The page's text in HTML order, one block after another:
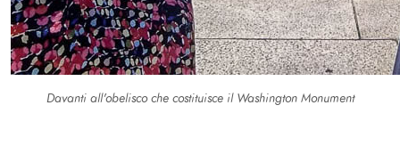
Davanti all'obelisco che costituisce il Washington Monument